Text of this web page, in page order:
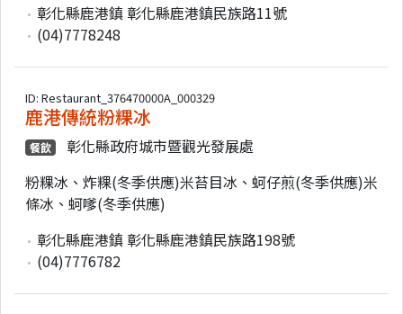
彰化縣鹿港鎮 彰化縣鹿港鎮民族路11號
(04)7778248
ID: Restaurant_376470000A_000329
鹿港傳統粉粿冰
餐飲
彰化縣政府城市暨觀光發展處
粉粿冰、炸粿(冬季供應)米苔目冰、蚵仔煎(冬季供應)米
條冰、蚵嗲(冬季供應)
彰化縣鹿港鎮 彰化縣鹿港鎮民族路198號
(04)7776782